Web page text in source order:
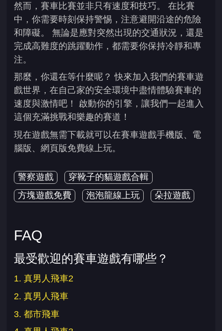
然而，賽車比賽並非只有速度和技巧。 在比賽
中，你需要時刻保持警惕，注意避開沿途的危險
和障礙。 無論是應對突然出現的交通狀況，還是
完成高難度的跳躍動作，都需要你保持冷靜和專
注。
那麼，你還在等什麼呢？ 快來加入我們的賽車遊
戲世界，在自己家的安全環境中盡情體驗賽車的
速度與激情吧！ 啟動你的引擎，讓我們一起進入
這個充滿挑戰和樂趣的賽道！
現在遊戲無需下載就可以在賽車遊戲手機版、電
腦版、網頁版免費線上玩。
警察遊戲
穿靴子的貓遊戲合輯
方塊遊戲免費
泡泡龍線上玩 朵拉遊戲
FAQ
最受歡迎的賽車遊戲有哪些？
1. 真男人飛車2
2. 真男人飛車
3. 都市飛車